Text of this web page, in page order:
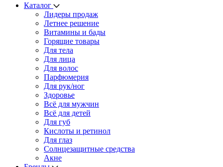
Каталог
Лидеры продаж
Летнее решение
Витамины и бады
Горящие товары
Для тела
Для лица
Для волос
Парфюмерия
Для рук/ног
Здоровье
Всё для мужчин
Всё для детей
Для губ
Кислоты и ретинол
Для глаз
Cолнцезащитные средства
Акне